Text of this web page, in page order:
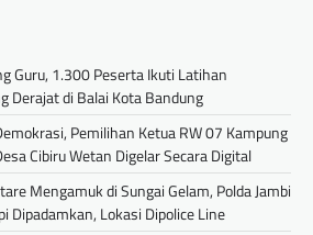
Guru, 1.300 Peserta Ikuti Latihan
Derajat di Balai Kota Bandung
Pemilihan Ketua RW 07 Kampung
Cibiru Wetan Digelar Secara Digital
Mengamuk di Sungai Gelam, Polda Jambi
Dipadamkan, Lokasi Dipolice Line